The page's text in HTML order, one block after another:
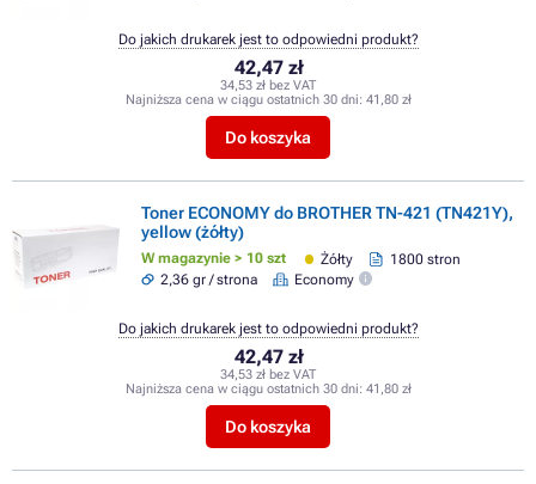
42,47 zł
34,53 zł bez VAT
Najniższa cena w ciągu ostatnich 30 dni: 41,80 zł
Do koszyka
Do jakich drukarek jest to odpowiedni produkt?
Toner ECONOMY do BROTHER TN-421 (TN421Y),
yellow (żółty)
W magazynie > 10 szt Żółty
1800 stron
2,36 gr / strona
Economy
42,47 zł
34,53 zł bez VAT
Najniższa cena w ciągu ostatnich 30 dni: 41,80 zł
Do koszyka
Do jakich drukarek jest to odpowiedni produkt?